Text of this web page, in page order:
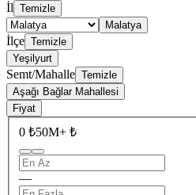
İl Temizle
Malatya
İlçe Temizle
Yeşilyurt
Semt/Mahalle Temizle
Aşağı Bağlar Mahallesi
Fiyat
0 ₺50M+ ₺
—